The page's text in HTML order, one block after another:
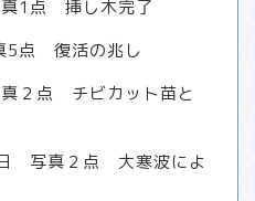
1点 挿し木完了
点 復活の兆し
２点 チビカット苗と
写真２点 大寒波によ